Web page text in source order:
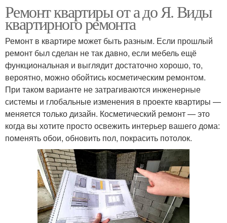
Ремонт квартиры от а до Я. Виды
квартирного ремонта
Ремонт в квартире может быть разным. Если прошлый
ремонт был сделан не так давно, если мебель ещё
функциональная и выглядит достаточно хорошо, то,
вероятно, можно обойтись косметическим ремонтом.
При таком варианте не затрагиваются инженерные
системы и глобальные изменения в проекте квартиры —
меняется только дизайн. Косметический ремонт — это
когда вы хотите просто освежить интерьер вашего дома:
поменять обои, обновить пол, покрасить потолок.